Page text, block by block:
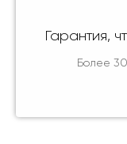
Гарантия,
Более